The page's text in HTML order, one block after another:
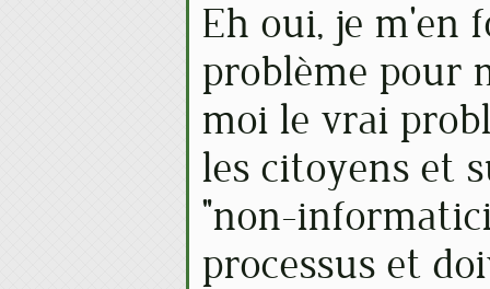
Eh oui, je m'en
problème pour
moi le vrai
les citoyens et
"non-
processus et